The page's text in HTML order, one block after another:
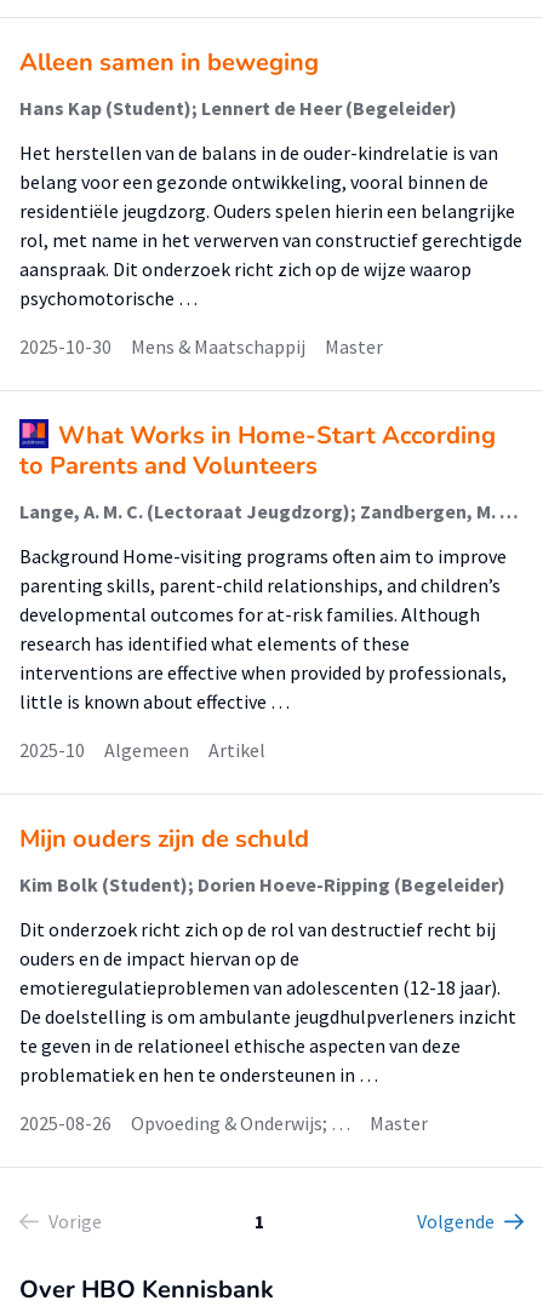
Alleen samen in beweging
Hans Kap (Student); Lennert de Heer (Begeleider)
Het herstellen van de balans in de ouder-kindrelatie is van
belang voor een gezonde ontwikkeling, vooral binnen de
residentiële jeugdzorg. Ouders spelen hierin een belangrijke
rol, met name in het verwerven van constructief gerechtigde
aanspraak. Dit onderzoek richt zich op de wijze waarop
psychomotorische …
2025-10-30
Mens & Maatschappij Master
What Works in Home-Start According
to Parents and Volunteers
Lange, A. M. C. (Lectoraat Jeugdzorg); Zandbergen, M. (Lectoraat Coördinatie Grootstedelijke Vraagstukken); Bijlsma, A. M. E.; Overbeek, G. J.; Boendermaker, L. (Lectoraat Jeugdzorg)
Background Home-visiting programs often aim to improve
parenting skills, parent-child relationships, and children’s
developmental outcomes for at-risk families. Although
research has identified what elements of these
interventions are effective when provided by professionals,
little is known about effective …
2025-10
Algemeen Artikel
Mijn ouders zijn de schuld
Kim Bolk (Student); Dorien Hoeve-Ripping (Begeleider)
Dit onderzoek richt zich op de rol van destructief recht bij
ouders en de impact hiervan op de
emotieregulatieproblemen van adolescenten (12-18 jaar).
De doelstelling is om ambulante jeugdhulpverleners inzicht
te geven in de relationeel ethische aspecten van deze
problematiek en hen te ondersteunen in …
2025-08-26
Opvoeding & Onderwijs; … Master
Vorige 1 Volgende
Over HBO Kennisbank